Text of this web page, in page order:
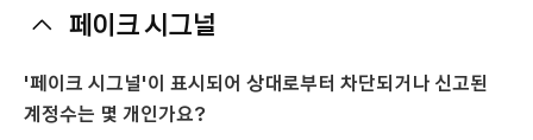
페이크 시그널
'페이크 시그널'이 표시되어 상대로부터 차단되거나 신고된
계정수는 몇 개인가요?